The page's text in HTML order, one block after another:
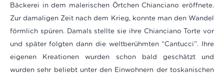
Bäckerei in dem malerischen Örtchen Chianciano eröffnete.
Zur damaligen Zeit nach dem Krieg, konnte man den Wandel
förmlich spüren. Damals stellte sie ihre Chianciano Torte vor
und später folgten dann die weltberühmten “Cantucci”. Ihre
eigenen Kreationen wurden schon bald geschätzt und
wurden sehr beliebt unter den Einwohnern der toskanischen